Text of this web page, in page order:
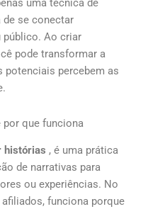
uma técnica de
de se conectar
público. Ao criar
pode transformar a
percebem as
por que funciona
histórias , é uma prática
de narrativas para
ou experiências. No
funciona porque